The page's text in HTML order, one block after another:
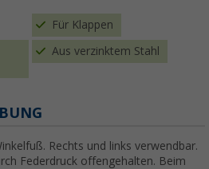
Für Klappen
Aus verzinktem Stahl
Rechts und links verwendbar.
Federdruck offengehalten. Beim